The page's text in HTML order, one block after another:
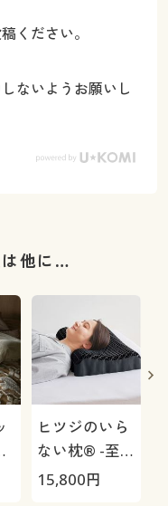
ください。
ないようお願いし
は他に…
ヒツジのいら
ない枕® -至
極-
15,800円